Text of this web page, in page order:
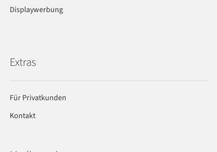
Displaywerbung
Extras
Für Privatkunden
Kontakt